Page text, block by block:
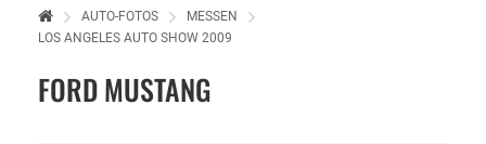
AUTO-FOTOS
MESSEN
LOS ANGELES AUTO SHOW 2009
FORD MUSTANG